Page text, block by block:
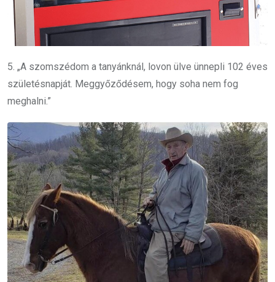
5. „A szomszédom a tanyánknál, lovon ülve ünnepli 102 éves
születésnapját. Meggyőződésem, hogy soha nem fog
meghalni.”